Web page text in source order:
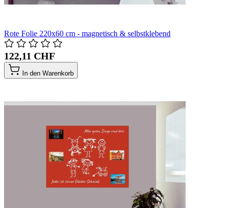
Rote Folie 220x60 cm - magnetisch & selbstklebend
122,11 CHF
In den Warenkorb